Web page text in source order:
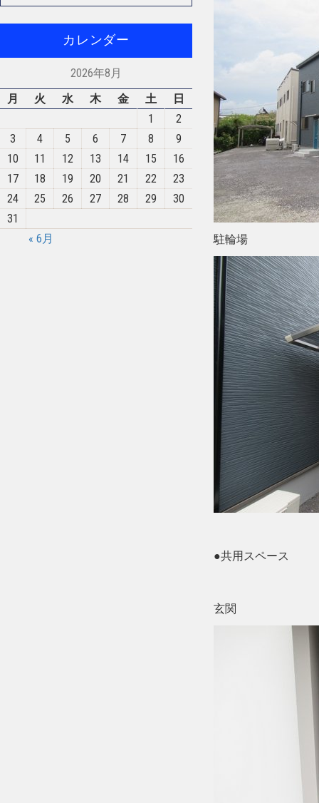
駐輪場
●共用スペース
玄関
カレンダー
2026年8月
月
火 水 木 金 土 日
« 6月
1
2
3
4 5 6 7 8
9
10
11 12 13 14 15
16
17
18 19 20 21 22
23
24
25 26 27 28 29
30
31